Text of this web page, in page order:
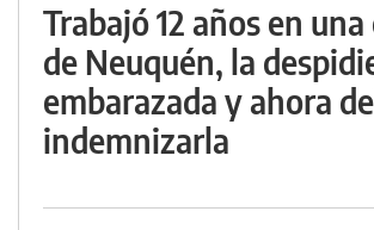
Trabajó 12 años en
de Neuquén, la
embarazada y ahora
indemnizarla